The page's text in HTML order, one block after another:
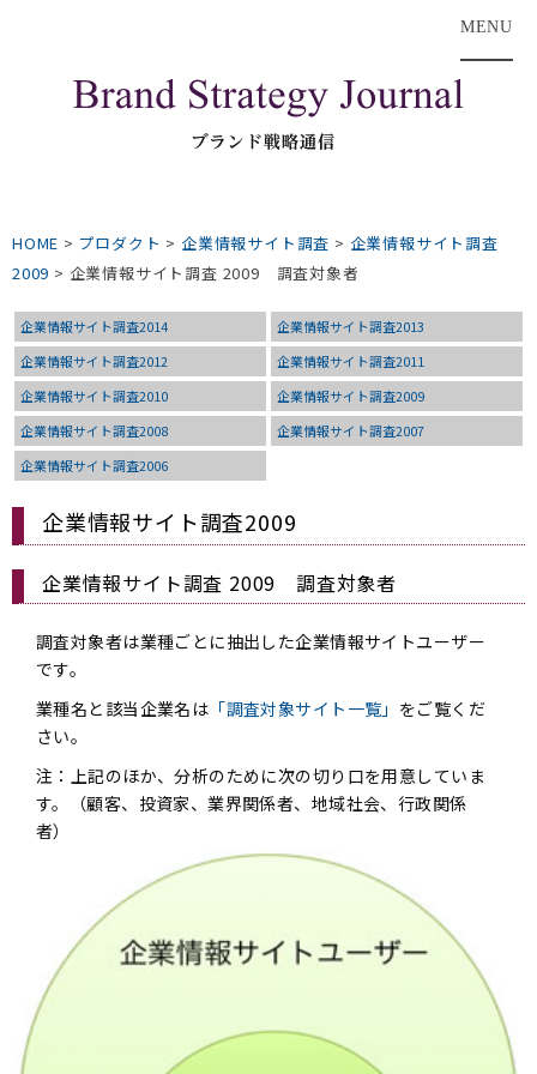
MENU
HOME > プロダクト > 企業情報サイト調査 > 企業情報サイト調査
2009 > 企業情報サイト調査 2009 調査対象者
企業情報サイト調査2014
企業情報サイト調査2013
企業情報サイト調査2012
企業情報サイト調査2011
企業情報サイト調査2010
企業情報サイト調査2009
企業情報サイト調査2008
企業情報サイト調査2007
企業情報サイト調査2006
企業情報サイト調査2009
企業情報サイト調査 2009 調査対象者
調査対象者は業種ごとに抽出した企業情報サイトユーザー
です。
業種名と該当企業名は 「調査対象サイト一覧」 をご覧くだ
さい。
注：上記のほか、分析のために次の切り口を用意していま
す。（顧客、投資家、業界関係者、地域社会、行政関係
者）